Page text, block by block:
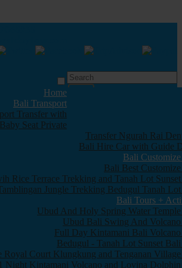
Home
Bali Transport
Transfer with
Baby Seat Private
Transfer Ngurah Rai
Bali Hire Car with Guide
Bali
Bali Best
Rice Terrace Trekking and Tanah Lot
Jungle Trekking Bedugul Tanah
Bali Tours +
Ubud And Holy Spring Water
Ubud Bali Swing And
Full Day Kintamani Bali
Bedugul - Tanah Lot Sunset
Royal Court Klungkung and Tenganan
Night Kintamani Volcano and Lovina